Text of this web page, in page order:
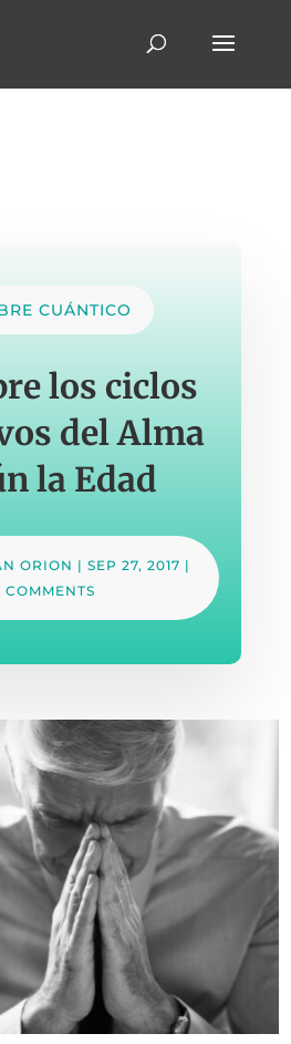
CUÁNTICO
los ciclos
del Alma
la Edad
ORION |SEP 27, 2017 |
COMMENTS